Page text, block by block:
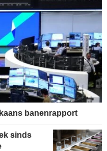
banenrapport
sinds